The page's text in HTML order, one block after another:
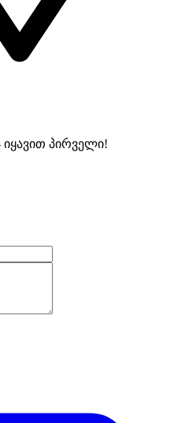
იყავით პირველი!